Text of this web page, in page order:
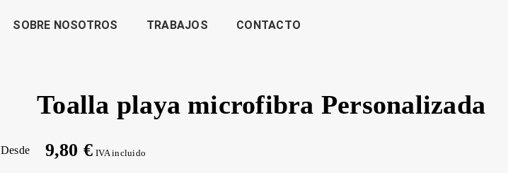
SOBRE NOSOTROS TRABAJOS CONTACTO
Toalla playa microfibra Personalizada
Desde 9,80 € IVA incluido